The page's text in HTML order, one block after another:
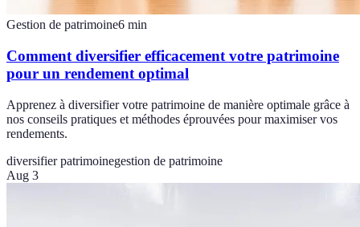
Gestion de patrimoine6 min
Comment diversifier efficacement votre patrimoine
pour un rendement optimal
Apprenez à diversifier votre patrimoine de manière optimale grâce à
nos conseils pratiques et méthodes éprouvées pour maximiser vos
rendements.
diversifier patrimoinegestion de patrimoine
Aug 3